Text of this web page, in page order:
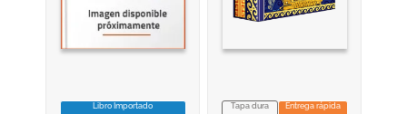
Libro Importado Tapa dura Entrega rápida